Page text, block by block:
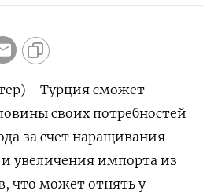
- Турция сможет
своих потребностей
за счет наращивания
увеличения импорта из
что может отнять у